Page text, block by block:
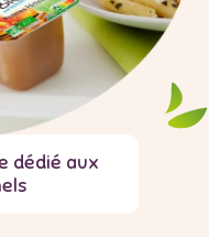
dédié aux